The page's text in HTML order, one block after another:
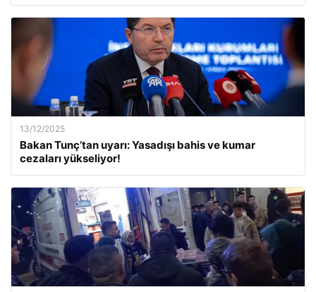
13/12/2025
Bakan Tunç’tan uyarı: Yasadışı bahis ve kumar
cezaları yükseliyor!